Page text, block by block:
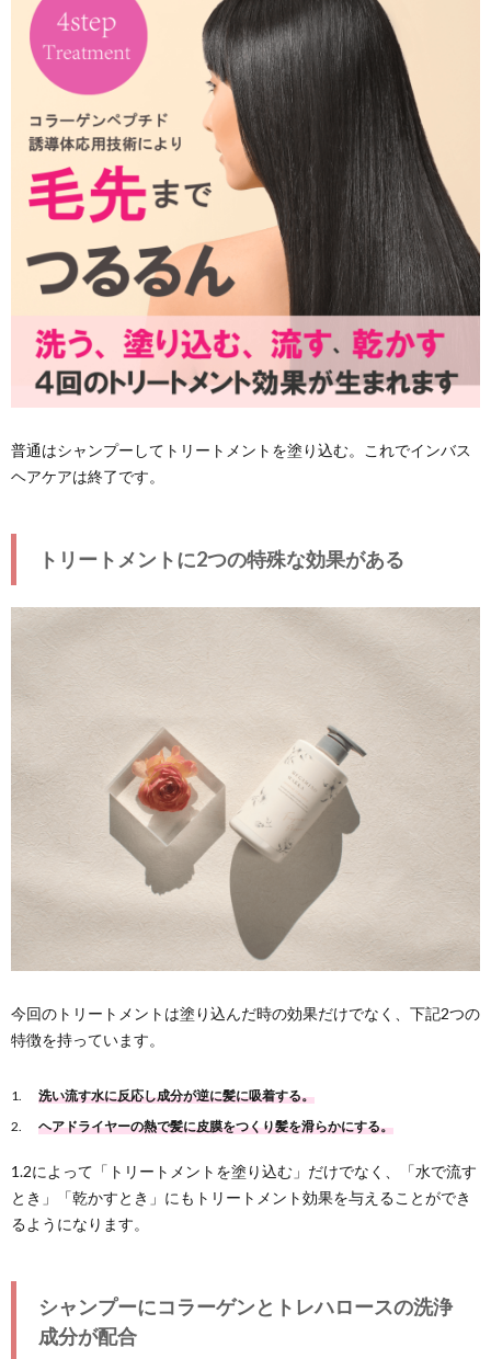
普通はシャンプーしてトリートメントを塗り込む。これでインバス
ヘアケアは終了です。
トリートメントに2つの特殊な効果がある
今回のトリートメントは塗り込んだ時の効果だけでなく、下記2つの
特徴を持っています。
洗い流す水に反応し成分が逆に髪に吸着する。
ヘアドライヤーの熱で髪に皮膜をつくり髪を滑らかにする。
1.2によって「トリートメントを塗り込む」だけでなく、「水で流す
とき」「乾かすとき」にもトリートメント効果を与えることができ
るようになります。
シャンプーにコラーゲンとトレハロースの洗浄
成分が配合